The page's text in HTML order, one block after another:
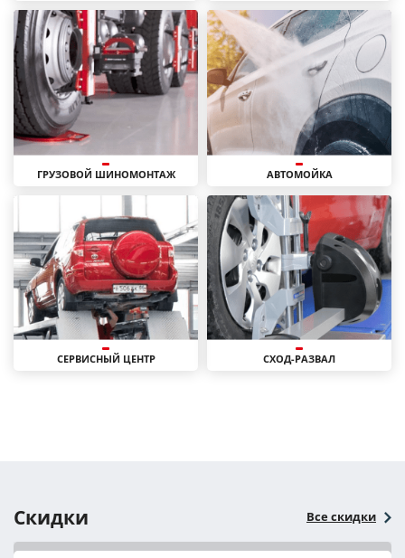
ГРУЗОВОЙ ШИНОМОНТАЖ АВТОМОЙКА
СЕРВИСНЫЙ ЦЕНТР СХОД-РАЗВАЛ
Скидки Все скидки